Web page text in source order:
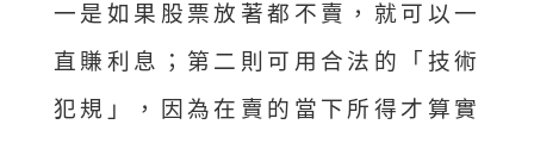
一是如果股票放著都不賣，就可以一
直賺利息；第二則可用合法的「技術
犯規」，因為在賣的當下所得才算實